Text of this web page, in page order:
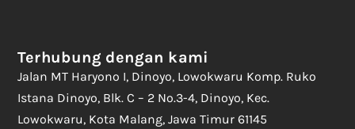
Terhubung dengan kami
Jalan MT Haryono I, Dinoyo, Lowokwaru Komp. Ruko
Istana Dinoyo, Blk. C – 2 No.3-4, Dinoyo, Kec.
Lowokwaru, Kota Malang, Jawa Timur 61145